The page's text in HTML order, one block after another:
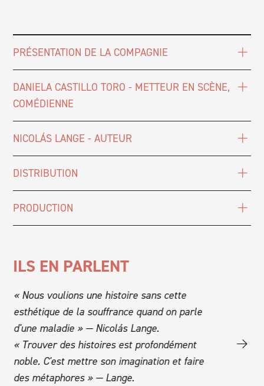
PRÉSENTATION DE LA COMPAGNIE
DANIELA CASTILLO TORO - METTEUR EN SCÈNE,
COMÉDIENNE
NICOLÁS LANGE - AUTEUR
DISTRIBUTION
PRODUCTION
ILS EN PARLENT
« Nous voulions une histoire sans cette
esthétique de la souffrance quand on parle
d'une maladie » — Nicolás Lange.
« Trouver des histoires est profondément
noble. C'est mettre son imagination et faire
des métaphores » — Lange.
« Ce